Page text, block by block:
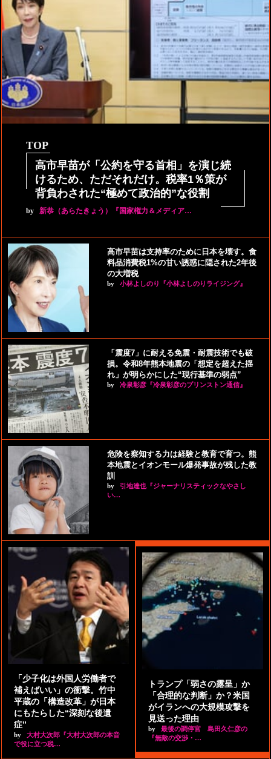
TOP
高市早苗が「公約を守る首相」を演じ続
けるため、ただそれだけ。税率1％策が
背負わされた“極めて政治的”な役割
by 新恭（あらたきょう）『国家権力＆メディア…
高市早苗は支持率のために日本を壊す。食
料品消費税1%の甘い誘惑に隠された2年後
の大増税
by 小林よしのり『小林よしのりライジング』
「震度7」に耐える免震・耐震技術でも破
損。令和8年熊本地震の「想定を超えた揺
れ」が明らかにした“現行基準の弱点”
by 冷泉彰彦『冷泉彰彦のプリンストン通信』
危険を察知する力は経験と教育で育つ。熊
本地震とイオンモール爆発事故が残した教
訓
by
引地達也『ジャーナリスティックなやさし
い…
「少子化は外国人労働者で
補えばいい」の衝撃。竹中
平蔵の「構造改革」が日本
にもたらした“深刻な後遺
症”
by
大村大次郎『大村大次郎の本音
で役に立つ税…
トランプ「弱さの露呈」か
「合理的な判断」か？米国
がイランへの大規模攻撃を
見送った理由
by
最後の調停官 島田久仁彦の
『無敵の交渉・…